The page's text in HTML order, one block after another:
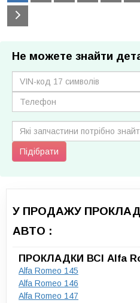
Не можете знайти
Підібрати
У ПРОДАЖУ
АВТО :
ПРОКЛАДКИ ВСІ Alfa
Alfa Romeo 145
Alfa Romeo 146
Alfa Romeo 147